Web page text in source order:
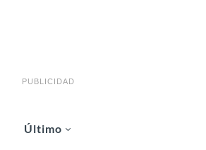
PUBLICIDAD
Último